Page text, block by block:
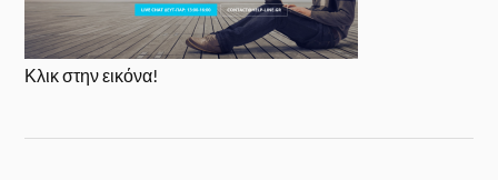
Κλικ στην εικόνα!